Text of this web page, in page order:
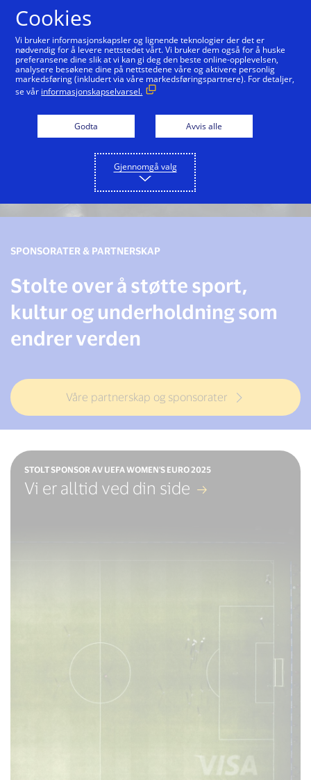
SPONSORATER & PARTNERSKAP
Stolte over å støtte sport,
kultur og underholdning som
endrer verden
Våre partnerskap og sponsorater
STOLT SPONSOR AV UEFA WOMEN'S EURO 2025
Vi er alltid ved din side
Cookies
Vi bruker informasjonskapsler og lignende teknologier der det er
nødvendig for å levere nettstedet vårt. Vi bruker dem også for å huske
preferansene dine slik at vi kan gi deg den beste online-opplevelsen,
analysere besøkene dine på nettstedene våre og aktivere personlig
markedsføring (inkludert via våre markedsføringspartnere). For detaljer,
se vår informasjonskapselvarsel.
Godta Avvis alle
Gjennomgå valg